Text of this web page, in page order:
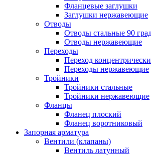
Фланцевые заглушки
Заглушки нержавеющие
Отводы
Отводы стальные 90
Отводы нержавеющие
Переходы
Переход
Переходы нержавеющие
Тройники
Тройники стальные
Тройники нержавеющие
Фланцы
Фланец плоский
Фланец воротниковый
Запорная арматура
Вентили (клапаны)
Вентиль латунный